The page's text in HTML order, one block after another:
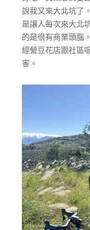
說我又來大北坑了
是讓人每次來大北
的是很有商業頭腦
經營豆花店跟社區
害。